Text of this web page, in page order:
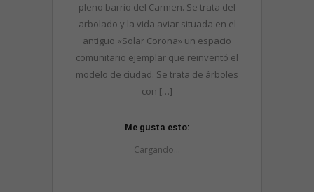
pleno barrio del Carmen. Se trata del
arbolado y la vida aviar situada en el
antiguo «Solar Corona» un espacio
comunitario ejemplar que reinventó el
modelo de ciudad. Se trata de árboles
con […]
Me gusta esto:
Cargando...